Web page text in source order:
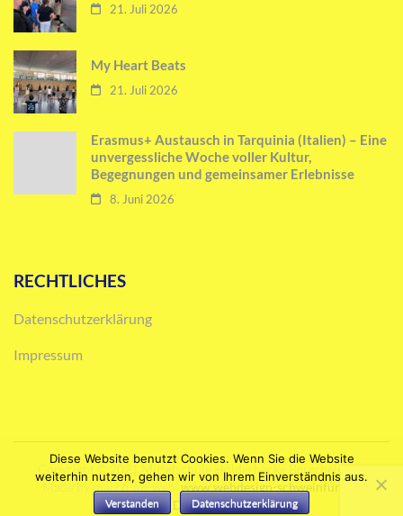
21. Juli 2026
My Heart Beats
21. Juli 2026
Erasmus+ Austausch in Tarquinia (Italien) – Eine
unvergessliche Woche voller Kultur,
Begegnungen und gemeinsamer Erlebnisse
8. Juni 2026
RECHTLICHES
Datenschutzerklärung
Impressum
Copyright © 2021 Mittelschule Holderhecke Bergrheinfeld
Made by marco-im-web. www.webdesign-schweinfurt.de
Impressum Datenschutzerklärung
Diese Website benutzt Cookies. Wenn Sie die Website
weiterhin nutzen, gehen wir von Ihrem Einverständnis aus.
Verstanden Datenschutzerklärung